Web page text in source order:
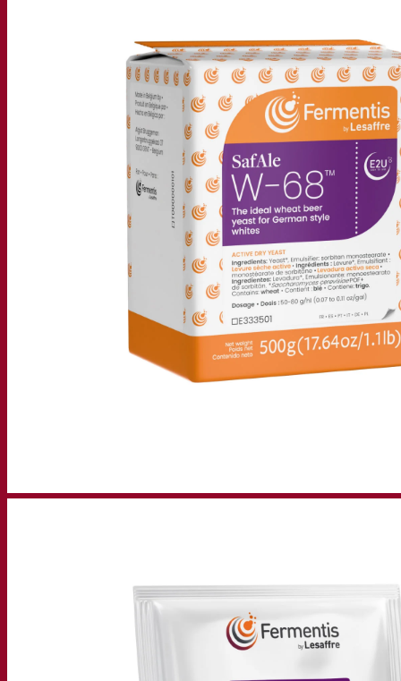
Sorghum
Café
Fermentis Academy
Sobre a Academia Fermentis
Gravações de webinars
Centro de conhecimento
Percepções de especialistas
Documentations
Fermentis app